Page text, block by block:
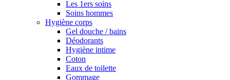
Les 1ers soins
Soins hommes
Hygiène corps
Gel douche / bains
Déodorants
Hygiène intime
Coton
Eaux de toilette
Gommage